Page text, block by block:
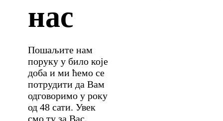
нас
Пошаљите нам
поруку у било које
доба и ми ћемо се
потрудити да Вам
одговоримо у року
од 48 сати. Увек
смо ту за Вас.